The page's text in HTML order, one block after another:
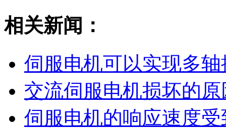
相关新闻：
伺服电机可以实现多
交流伺服电机损坏的
伺服电机的响应速度